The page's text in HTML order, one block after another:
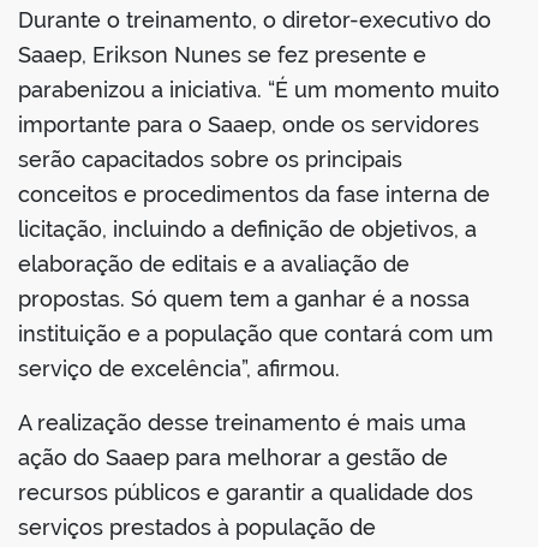
Durante o treinamento, o diretor-executivo do
Saaep, Erikson Nunes se fez presente e
parabenizou a iniciativa. “É um momento muito
importante para o Saaep, onde os servidores
serão capacitados sobre os principais
conceitos e procedimentos da fase interna de
licitação, incluindo a definição de objetivos, a
elaboração de editais e a avaliação de
propostas. Só quem tem a ganhar é a nossa
instituição e a população que contará com um
serviço de excelência”, afirmou.
A realização desse treinamento é mais uma
ação do Saaep para melhorar a gestão de
recursos públicos e garantir a qualidade dos
serviços prestados à população de